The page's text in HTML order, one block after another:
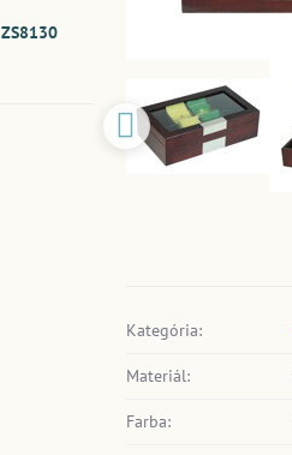
Kategória:
Materiál:
Farba: